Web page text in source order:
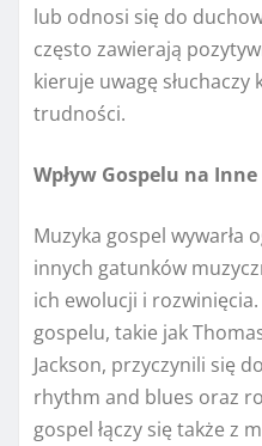
lub odnosi się do
często zawierają
kieruje uwagę
trudności.
Wpływ Gospelu na
Muzyka gospel wywarła
innych gatunków
ich ewolucji i
gospelu, takie jak
Jackson, przyczynili się
rhythm and blues oraz
gospel łączy się także z